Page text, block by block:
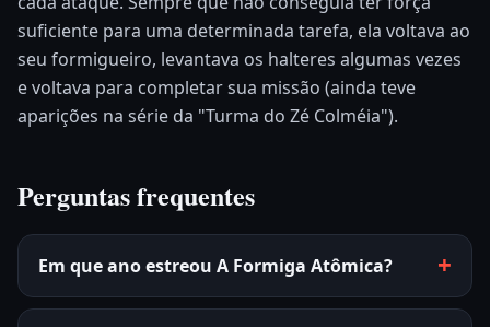
suficiente para uma determinada tarefa, ela voltava ao
seu formigueiro, levantava os halteres algumas vezes
e voltava para completar sua missão (ainda teve
aparições na série da "Turma do Zé Colméia").
Perguntas frequentes
Em que ano estreou A Formiga Atômica?